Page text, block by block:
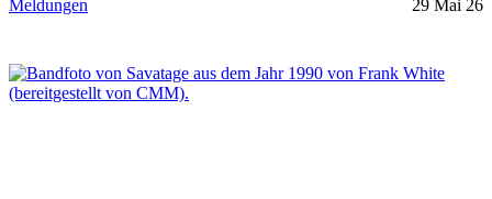
Meldungen 29 Mai 26